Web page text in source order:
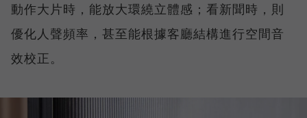
動作大片時，能放大環繞立體感；看新聞時，則
優化人聲頻率，甚至能根據客廳結構進行空間音
效校正。